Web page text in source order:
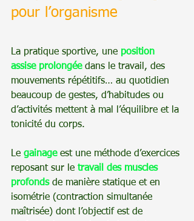
pour l’organisme
La pratique sportive, une position
assise prolongée dans le travail, des
mouvements répétitifs… au quotidien
beaucoup de gestes, d’habitudes ou
d’activités mettent à mal l’équilibre et la
tonicité du corps.
Le gainage est une méthode d’exercices
reposant sur le travail des muscles
profonds de manière statique et en
isométrie (contraction simultanée
maîtrisée) dont l’objectif est de